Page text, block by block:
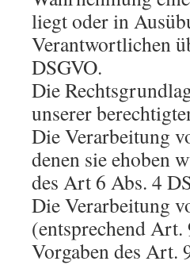
liegt oder in
Verantwortlichen
DSGVO.
Die
unserer
Die Verarbeitung
denen sie ehoben
des Art 6 Abs. 4
Die Verarbeitung
(entsprechend
Vorgaben des Art.